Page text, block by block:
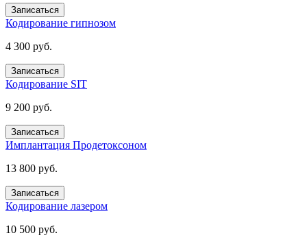
Записаться
Кодирование гипнозом
4 300 руб.
Записаться
Кодирование SIT
9 200 руб.
Записаться
Имплантация Продетоксоном
13 800 руб.
Записаться
Кодирование лазером
10 500 руб.